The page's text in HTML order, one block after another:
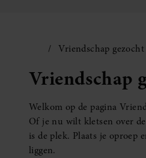
Vriendschap gezocht
Vriendschap
Welkom op de pagina
Of je nu wilt kletsen over
is de plek. Plaats je oproep
liggen.